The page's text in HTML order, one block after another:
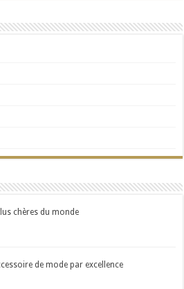
chères du monde
de mode par excellence